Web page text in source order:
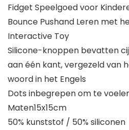
Fidget Speelgoed voor
Bounce Pushand Leren met
Interactive Toy
Silicone-knoppen bevatten
aan één kant, vergezeld van
woord in het Engels
Dots inbegrepen om te
Maten15x15cm
50% kunststof / 50% siliconen